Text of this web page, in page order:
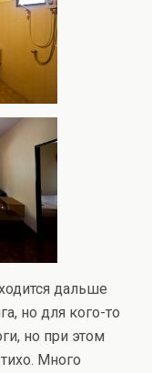
дальше
но для кого-то
но при этом
Много